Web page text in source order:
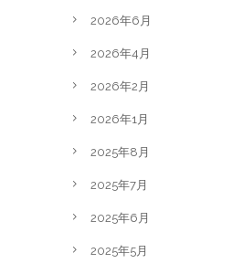
2026年6月
2026年4月
2026年2月
2026年1月
2025年8月
2025年7月
2025年6月
2025年5月